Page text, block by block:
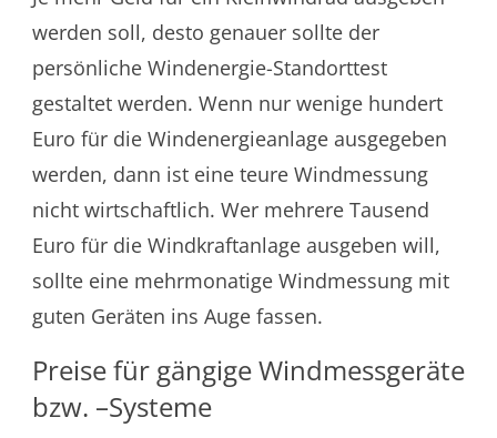
werden soll, desto genauer sollte der
persönliche Windenergie-Standorttest
gestaltet werden. Wenn nur wenige hundert
Euro für die Windenergieanlage ausgegeben
werden, dann ist eine teure Windmessung
nicht wirtschaftlich. Wer mehrere Tausend
Euro für die Windkraftanlage ausgeben will,
sollte eine mehrmonatige Windmessung mit
guten Geräten ins Auge fassen.
Preise für gängige Windmessgeräte
bzw. –Systeme